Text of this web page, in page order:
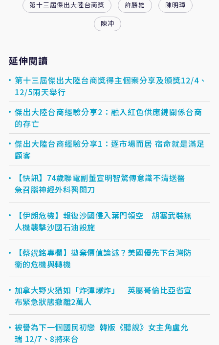
第十三屆傑出大陸台商獎
許勝雄
陳明璋
陳冲
延伸閱讀
第十三屆傑出大陸台商獎得主個案分享及頒獎12/4、
12/5兩天舉行
傑出大陸台商經驗分享2：融入紅色供應鏈關係台商
的存亡
傑出大陸台商經驗分享1：逐市場而居 宿命就是滿足
顧客
【快訊】74歲聯電副董宣明智驚傳意識不清送醫
急召腦神經外科醫開刀
【伊朗危機】報復沙國侵入葉門領空 胡塞武裝無
人機襲擊沙國石油設施
【蔡鎤銘專欄】拋棄價值論述？美國優先下台灣防
衛的危機與轉機
加拿大野火猶如「炸彈爆炸」 英屬哥倫比亞省宣
布緊急狀態撤離2萬人
被譽為下一個國民初戀 韓版《聽說》女主角盧允
瑞 12/7、8將來台